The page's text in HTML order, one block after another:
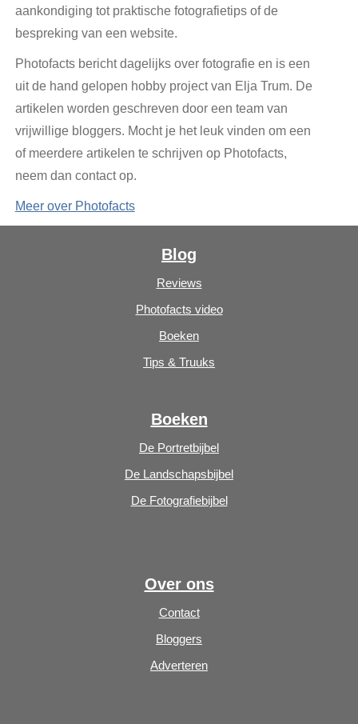
aankondiging tot praktische fotografietips of de
bespreking van een website.
Photofacts bericht dagelijks over fotografie en is een
uit de hand gelopen hobby project van Elja Trum. De
artikelen worden geschreven door een team van
vrijwillige bloggers. Mocht je het leuk vinden om een
of meerdere artikelen te schrijven op Photofacts,
neem dan contact op.
Meer over Photofacts
Blog
Reviews
Photofacts video
Boeken
Tips & Truuks
Boeken
De Portretbijbel
De Landschapsbijbel
De Fotografiebijbel
Over ons
Contact
Bloggers
Adverteren